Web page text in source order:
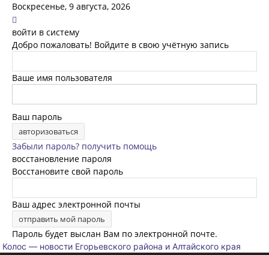
Воскресенье, 9 августа, 2026
войти в систему
Добро пожаловать! Войдите в свою учётную запись
Ваше имя пользователя
Ваш пароль
Забыли пароль? получить помощь
восстановление пароля
Восстановите свой пароль
Ваш адрес электронной почты
Пароль будет выслан Вам по электронной почте.
Колос — новости Егорьевского района и Алтайского края